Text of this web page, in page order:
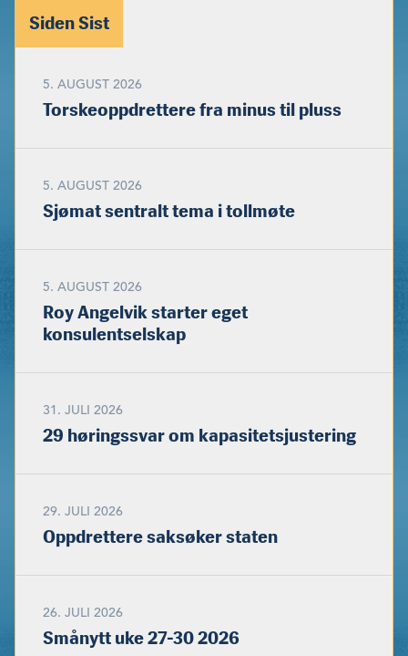
Siden Sist
5. AUGUST 2026
Torskeoppdrettere fra minus til pluss
5. AUGUST 2026
Sjømat sentralt tema i tollmøte
5. AUGUST 2026
Roy Angelvik starter eget
konsulentselskap
31. JULI 2026
29 høringssvar om kapasitetsjustering
29. JULI 2026
Oppdrettere saksøker staten
26. JULI 2026
Smånytt uke 27-30 2026